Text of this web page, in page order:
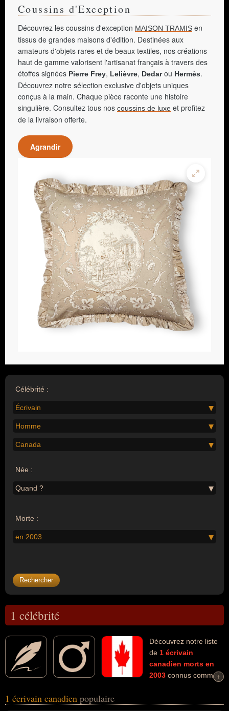
Coussins d'Exception
Découvrez les coussins d'exception MAISON TRAMIS en
tissus de grandes maisons d'édition. Destinées aux
amateurs d'objets rares et de beaux textiles, nos créations
haut de gamme valorisent l'artisanat français à travers des
étoffes signées Pierre Frey, Lelièvre, Dedarou Hermès.
Découvrez notre sélection exclusive d'objets uniques
conçus à la main. Chaque pièce raconte une histoire
singulière. Consultez tous nos coussins de luxe et profitez
de la livraison offerte.
Agrandir
Célébrité :
Écrivain
Homme
Canada
Née :
Quand ?
Morte :
en 2003
1 célébrité
Découvrez notre liste
de 1 écrivain
canadien morts en
2003 connus comme
masculin) peuvent avoir des liens variés dans les domaines de l'art
+
+
1 écrivain canadien populaire